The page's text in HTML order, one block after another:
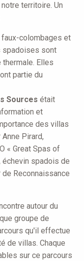
territoire. Un
colombages et
spadoises sont
Elles
partie du
Sources était
et
des villas
Pirard,
« Great Spas of
échevin spadois de
Reconnaissance
autour du
groupe de
qu'il effectue
de villas. Chaque
sur ce parcours